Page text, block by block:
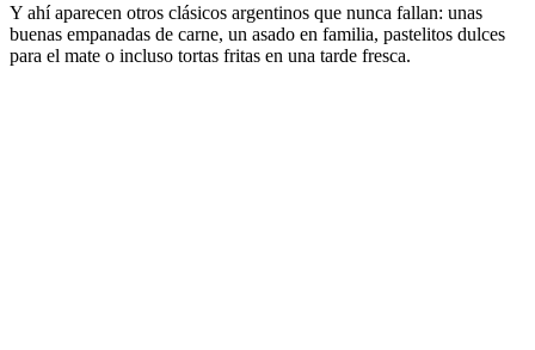
Y ahí aparecen otros clásicos argentinos que nunca fallan: unas
buenas empanadas de carne, un asado en familia, pastelitos dulces
para el mate o incluso tortas fritas en una tarde fresca.